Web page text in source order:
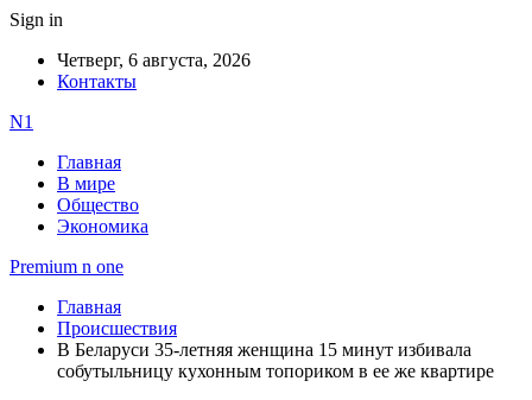
Sign in
Четверг, 6 августа, 2026
Контакты
N1
Главная
В мире
Общество
Экономика
Premium n one
Главная
Происшествия
В Беларуси 35-летняя женщина 15 минут избивала
собутыльницу кухонным топориком в ее же квартире